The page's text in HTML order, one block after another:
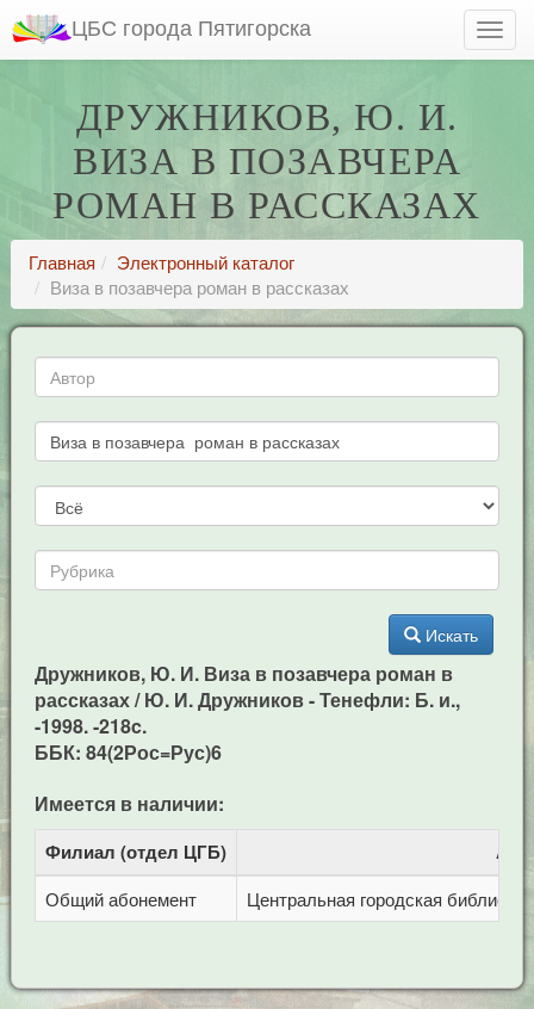
ЦБС города Пятигорска
ДРУЖНИКОВ, Ю. И.
ВИЗА В ПОЗАВЧЕРА
РОМАН В РАССКАЗАХ
Главная
Электронный каталог
Виза в позавчера роман в рассказах
Искать
Дружников, Ю. И. Виза в позавчера роман в
рассказах / Ю. И. Дружников - Тенефли: Б. и.,
-1998. -218c.
ББК: 84(2Рос=Рус)6
Имеется в наличии:
Филиал (отдел ЦГБ)
Общий абонемент Центральная городская